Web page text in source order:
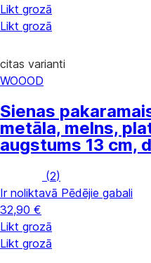
Likt grozā
Likt grozā
citas varianti
WOOOD
Sienas
metāla, melns,
augstums 13 cm,
(2)
Ir noliktavā Pēdējie gabali
32,90 €
Likt grozā
Likt grozā